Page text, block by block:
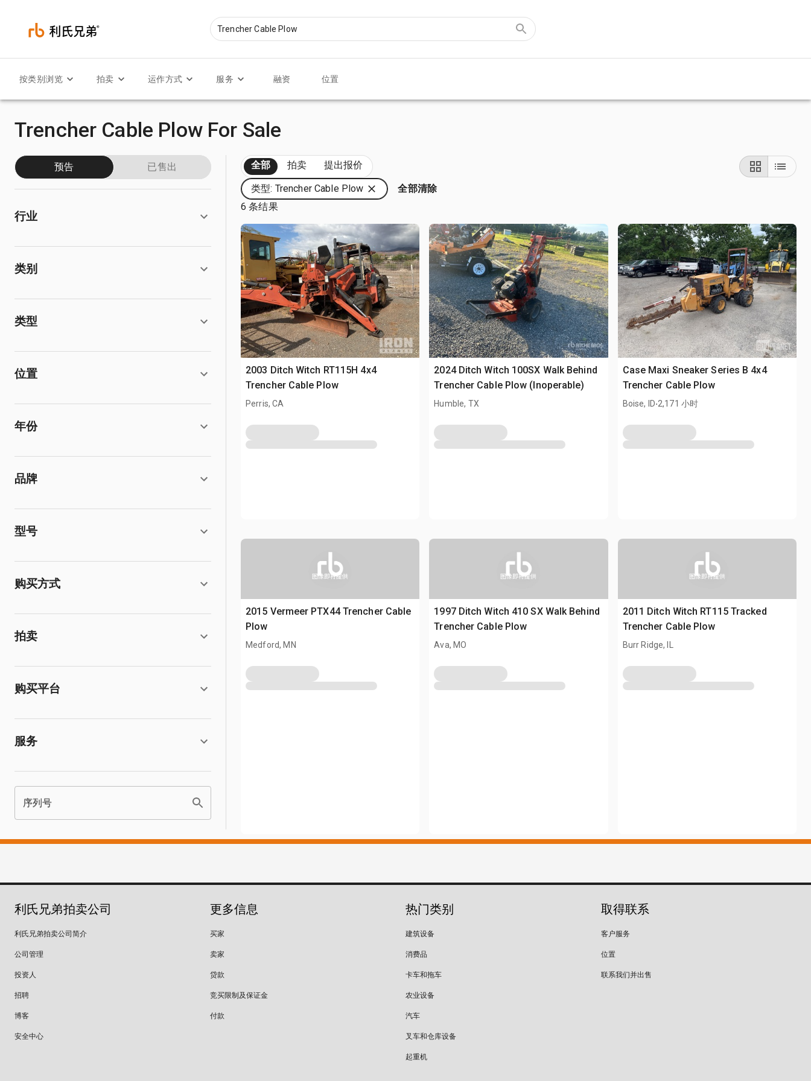
按类别浏览 拍卖 运作方式 服务 融资 位置
Trencher Cable Plow For Sale
预告 已售出
行业
类别
类型
位置
年份
品牌
型号
购买方式
拍卖
购买平台
服务
序列号
全部 拍卖 提出报价
类型: Trencher Cable Plow
全部清除
6 条结果
2003 Ditch Witch RT115H 4x4
Trencher Cable Plow
Perris, CA
2024 Ditch Witch 100SX Walk Behind
Trencher Cable Plow (Inoperable)
Humble, TX
Case Maxi Sneaker Series B 4x4
Trencher Cable Plow
Boise, ID.2,171 小时
图像即将提供
2015 Vermeer PTX44 Trencher Cable
Plow
Medford, MN
图像即将提供
1997 Ditch Witch 410 SX Walk Behind
Trencher Cable Plow
Ava, MO
图像即将提供
2011 Ditch Witch RT115 Tracked
Trencher Cable Plow
Burr Ridge, IL
利氏兄弟拍卖公司
利氏兄弟拍卖公司简介
公司管理
投资人
招聘
博客
安全中心
更多信息
买家
卖家
贷款
竞买限制及保证金
付款
热门类别
建筑设备
消费品
卡车和拖车
农业设备
汽车
叉车和仓库设备
起重机
取得联系
客户服务
位置
联系我们并出售